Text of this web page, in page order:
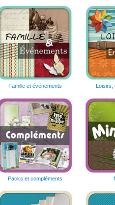
Famille et événements Loisirs,
Packs et compléments